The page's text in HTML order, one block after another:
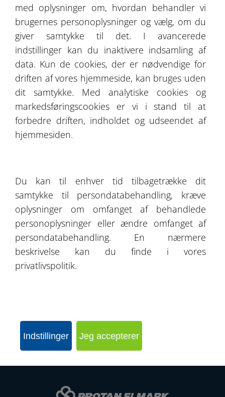
Produktkatalog
Udsagn fra vores kunder
Tilbud
Galleri
Om os
Kontakt
SEND FORESPØRGSEL
med oplysninger om, hvordan behandler vi
brugernes personoplysninger og vælg, om du
giver samtykke til det. I avancerede
indstillinger kan du inaktivere indsamling af
data. Kun de cookies, der er nødvendige for
driften af vores hjemmeside, kan bruges uden
dit samtykke. Med analytiske cookies og
markedsføringscookies er vi i stand til at
forbedre driften, indholdet og udseendet af
hjemmesiden.
Du kan til enhver tid tilbagetrække dit
samtykke til persondatabehandling, kræve
oplysninger om omfanget af behandlede
personoplysninger eller ændre omfanget af
persondatabehandling. En nærmere
beskrivelse kan du finde i vores
privatlivspolitik.
Indstillinger Jeg accepterer